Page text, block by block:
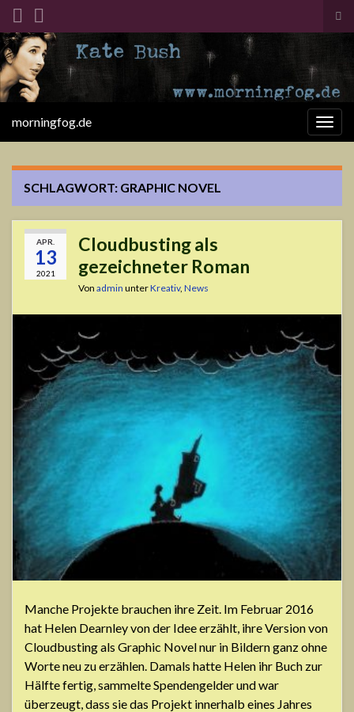
Search for:
morningfog.de
SCHLAGWORT: GRAPHIC NOVEL
APR.
13
2021
Cloudbusting als
gezeichneter Roman
Von admin unterKreativ, News
Manche Projekte brauchen ihre Zeit. Im Februar 2016
hat Helen Dearnley von der Idee erzählt, ihre Version von
Cloudbusting als Graphic Novel nur in Bildern ganz ohne
Worte neu zu erzählen. Damals hatte Helen ihr Buch zur
Hälfte fertig, sammelte Spendengelder und war
überzeugt, dass sie das Projekt innerhalb eines Jahres